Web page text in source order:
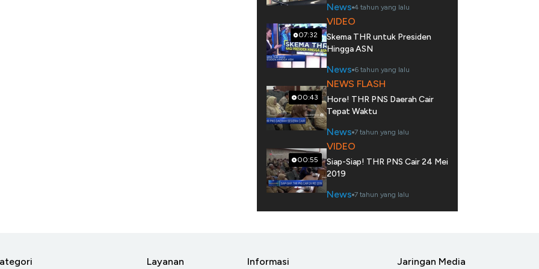
News 4 tahun yang lalu
07:32
VIDEO
Skema THR untuk Presiden
Hingga ASN
News 6 tahun yang lalu
00:43
NEWS FLASH
Hore! THR PNS Daerah Cair
Tepat Waktu
News 7 tahun yang lalu
00:55
VIDEO
Siap-Siap! THR PNS Cair 24 Mei
2019
News 7 tahun yang lalu
Layanan Informasi Jaringan Media